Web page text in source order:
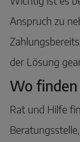
Anspruch zu
der Lösung
Wo
Rat und Hilfe